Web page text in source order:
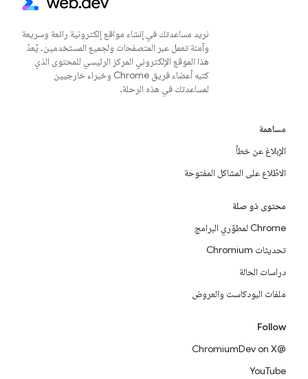
نريد مساعدتك في إنشاء مواقع إلكترونية رائعة وسريعة
وآمنة تعمل عبر المتصفحات ولجميع المستخدمين. يُعدّ
هذا الموقع الإلكتروني المركز الرئيسي للمحتوى الذي
كتبه أعضاء فريق Chrome وخبراء خارجيين
لمساعدتك في هذه الرحلة.
مساهمة
الإبلاغ عن خطأ
الاطّلاع على المشاكل المفتوحة
محتوى ذو صلة
Chrome لمطوّري البرامج
تحديثات Chromium
دراسات الحالة
ملفات البودكاست والعروض
Follow
@ChromiumDev on X
YouTube